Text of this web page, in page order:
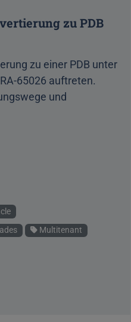
zu PDB
zu einer PDB unter
65026 auftreten.
und
Multitenant